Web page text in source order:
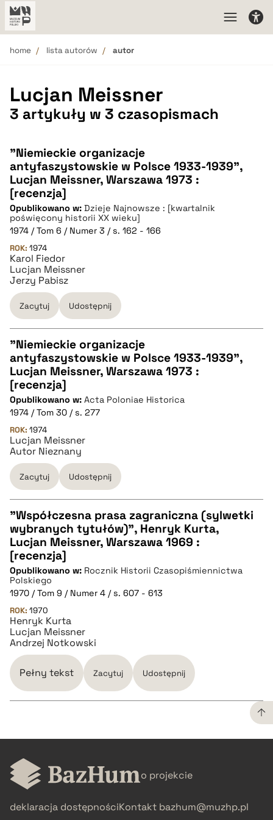
home lista autorów autor
Lucjan Meissner
3 artykuły w 3 czasopismach
"Niemieckie organizacje
antyfaszystowskie w Polsce 1933-1939",
Lucjan Meissner, Warszawa 1973 :
[recenzja]
Opublikowano w: Dzieje Najnowsze : [kwartalnik
poświęcony historii XX wieku]
1974 / Tom 6 / Numer 3 / s. 162 - 166
ROK: 1974
Karol Fiedor
Lucjan Meissner
Jerzy Pabisz
Zacytuj Udostępnij
CZYSTY TEKST
pobierz cytat
BIBTEX
pobierz cytat
"Niemieckie organizacje
antyfaszystowskie w Polsce 1933-1939",
Lucjan Meissner, Warszawa 1973 :
[recenzja]
Opublikowano w: Acta Poloniae Historica
1974 / Tom 30 / s. 277
ROK: 1974
Lucjan Meissner
Autor Nieznany
Zacytuj Udostępnij
CZYSTY TEKST
pobierz cytat
BIBTEX
pobierz cytat
"Współczesna prasa zagraniczna (sylwetki
wybranych tytułów)", Henryk Kurta,
Lucjan Meissner, Warszawa 1969 :
[recenzja]
Opublikowano w: Rocznik Historii Czasopiśmiennictwa
Polskiego
1970 / Tom 9 / Numer 4 / s. 607 - 613
ROK: 1970
Henryk Kurta
Lucjan Meissner
Andrzej Notkowski
Pełny tekst Zacytuj Udostępnij
CZYSTY TEKST
pobierz cytat
BIBTEX
o projekcie
deklaracja dostępnościKontakt bazhum@muzhp.pl